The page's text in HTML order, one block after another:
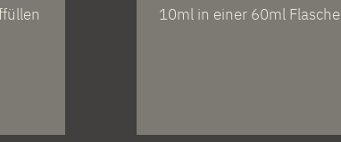
10ml in einer 60ml Flasche